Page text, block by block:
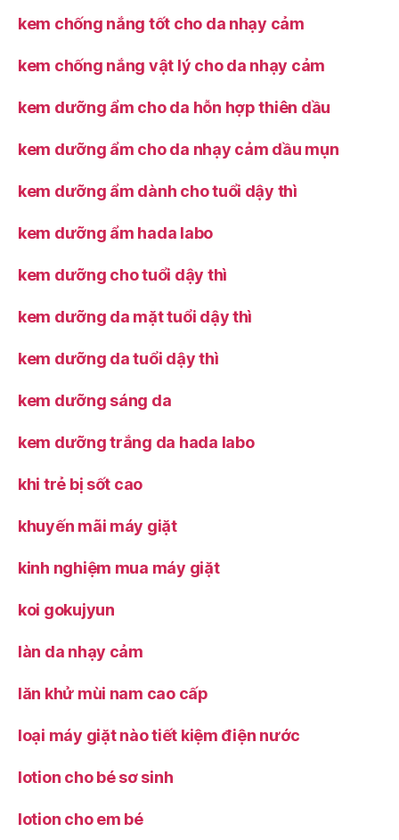
kem chống nắng tốt cho da nhạy cảm
kem chống nắng vật lý cho da nhạy cảm
kem dưỡng ẩm cho da hỗn hợp thiên dầu
kem dưỡng ẩm cho da nhạy cảm dầu mụn
kem dưỡng ẩm dành cho tuổi dậy thì
kem dưỡng ẩm hada labo
kem dưỡng cho tuổi dậy thì
kem dưỡng da mặt tuổi dậy thì
kem dưỡng da tuổi dậy thì
kem dưỡng sáng da
kem dưỡng trắng da hada labo
khi trẻ bị sốt cao
khuyến mãi máy giặt
kinh nghiệm mua máy giặt
koi gokujyun
làn da nhạy cảm
lăn khử mùi nam cao cấp
loại máy giặt nào tiết kiệm điện nước
lotion cho bé sơ sinh
lotion cho em bé